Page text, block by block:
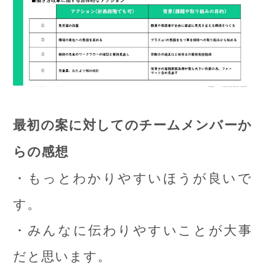
最初の案に対してのチームメンバーか
らの感想
・もっとわかりやすいほうが良いで
す。
・みんなに伝わりやすいことが大事
だと思います。